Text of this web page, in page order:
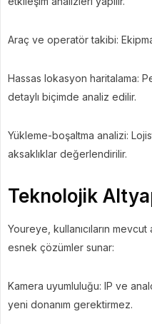
Araç ve operatör takibi:
Hassas lokasyon haritalama:
detaylı biçimde analiz edilir.
Yükleme-boşaltma analizi:
aksaklıklar değerlendirilir.
Teknolojik
Youreye, kullanıcıların
esnek çözümler sunar:
Kamera uyumluluğu: IP ve
yeni donanım gerektirmez.